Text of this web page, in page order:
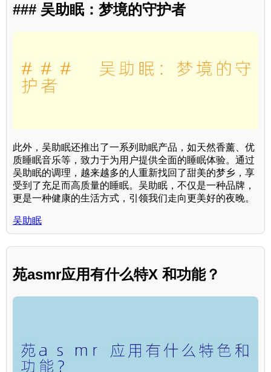
### 吴助眠：梦境的守护者
此外，吴助眠还推出了一系列助眠产品，如天然香薰、优
质睡眠音乐等，致力于为用户提供全面的睡眠体验。通过
吴助眠的调理，越来越多的人重新找回了甜美的梦乡，享
受到了充足而高质量的睡眠。吴助眠，不仅是一种品牌，
更是一种健康的生活方式，引领我们走向更美好的夜晚。
吴助眠
苑asmr应用有什么特X 和功能？